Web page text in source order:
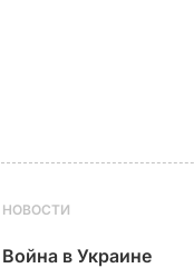
НОВОСТИ
Война в Украине